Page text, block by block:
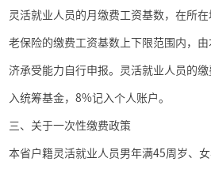
灵活就业人员的月缴费工资基数，在所
老保险的缴费工资基数上下限范围内，
济承受能力自行申报。灵活就业人员的缴
入统筹基金， 8%记入个人账户。
三、关于一次性缴费政策
本省户籍灵活就业人员男年满45周岁、